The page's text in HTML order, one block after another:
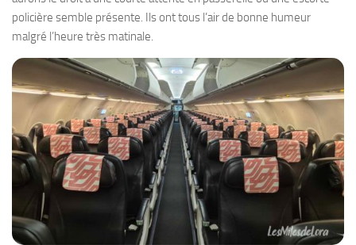
policière semble présente. Ils ont tous l’air de bonne humeur
malgré l’heure très matinale.